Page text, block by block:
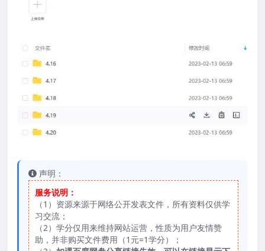
声明：
服务说明：
（1）资源来源于网络公开发表文件，所有资料仅供学
习交流；
（2）学分仅用来维持网站运营，性质为用户友情赞
助，并非购买文件费用（1元=1学分）；